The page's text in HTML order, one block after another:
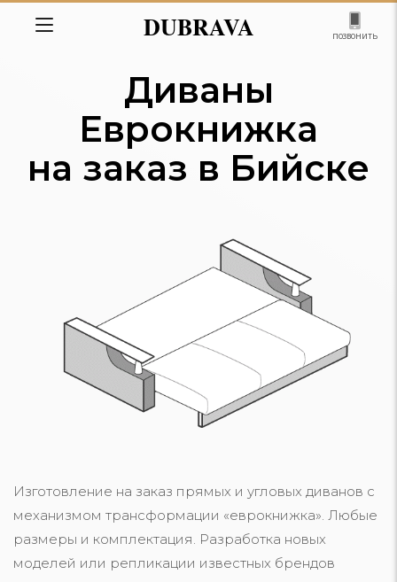
DUBRAVA позвонить
Диваны
Еврокнижка
на заказ в Бийске
Изготовление на заказ прямых и угловых диванов с
механизмом трансформации «еврокнижка». Любые
размеры и комплектация. Разработка новых
моделей или репликации известных брендов